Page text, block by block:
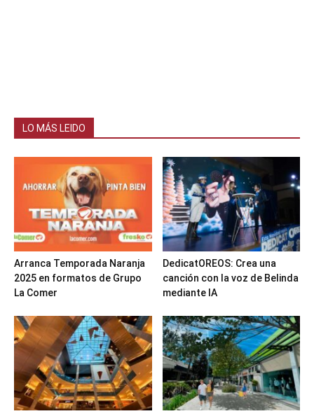
LO MÁS LEIDO
Arranca Temporada Naranja
2025 en formatos de Grupo
La Comer
DedicatOREOS: Crea una
canción con la voz de Belinda
mediante IA